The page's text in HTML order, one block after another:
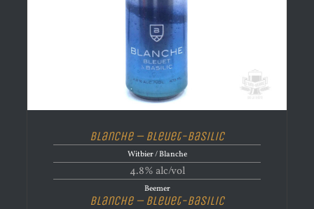
Blanche – Bleuet-Basilic
Witbier / Blanche
4.8% alc/vol
Beemer
Blanche – Bleuet-Basilic